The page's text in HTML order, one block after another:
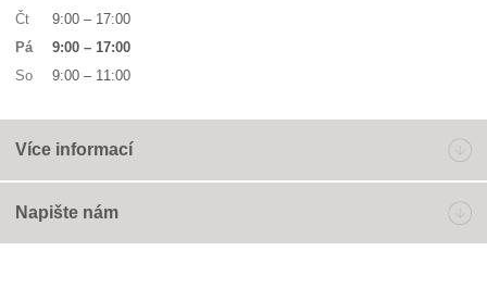
Čt
9:00 – 17:00
Pá
9:00 – 17:00
So
9:00 – 11:00
Více informací
Napište nám